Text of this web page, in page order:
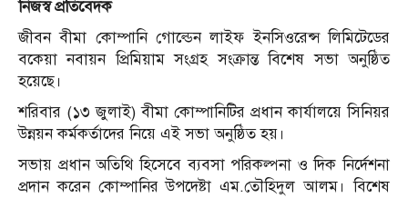
নিজস্ব প্রতিবেদক
জীবন বীমা কোম্পানি গোল্ডেন লাইফ ইনসিওরেন্স লিমিটেডের
বকেয়া নবায়ন প্রিমিয়াম সংগ্রহ সংক্রান্ত বিশেষ সভা অনুষ্ঠিত
হয়েছে।
শরিবার (১৩ জুলাই) বীমা কোম্পানিটির প্রধান কার্যালয়ে সিনিয়র
উন্নয়ন কর্মকর্তাদের নিয়ে এই সভা অনুষ্ঠিত হয়।
সভায় প্রধান অতিথি হিসেবে ব্যবসা পরিকল্পনা ও দিক নির্দেশনা
প্রদান করেন কোম্পানির উপদেষ্টা এম.তৌহিদুল আলম। বিশেষ